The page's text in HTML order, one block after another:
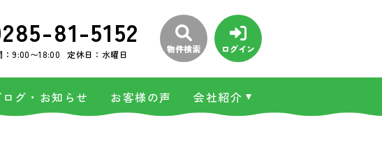
81-5152
：9:00〜18:00 定休日：水曜日 物件検索 ログイン
ログ・お知らせ お客様の声 会社紹介